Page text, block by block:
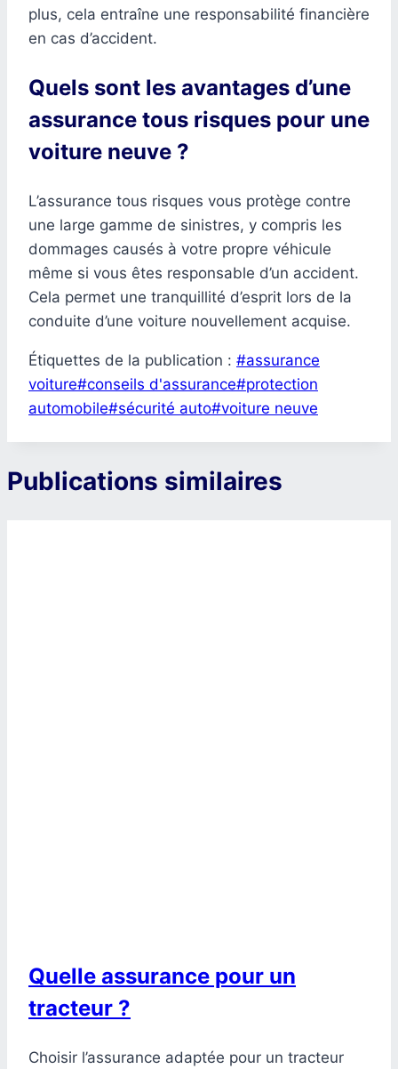
plus, cela entraîne une responsabilité financière
en cas d’accident.
Quels sont les avantages d’une
assurance tous risques pour une
voiture neuve ?
L’assurance tous risques vous protège contre
une large gamme de sinistres, y compris les
dommages causés à votre propre véhicule
même si vous êtes responsable d’un accident.
Cela permet une tranquillité d’esprit lors de la
conduite d’une voiture nouvellement acquise.
Étiquettes de la publication : #assurance
voiture#conseils d'assurance#protection
automobile#sécurité auto#voiture neuve
Publications similaires
Quelle assurance pour un
tracteur ?
Choisir l’assurance adaptée pour un tracteur